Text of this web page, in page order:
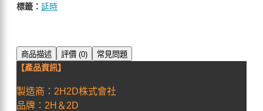
標籤： 延時
商品描述 評價 (0) 常見問題
【產品資訊】
製造商：2H2D株式會社
品牌：2H＆2D